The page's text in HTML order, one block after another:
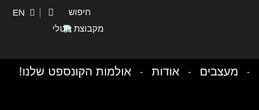
חיפוש EN
מקבוצת נוטלי
מעצבים אודות אולמות הקונספט שלנו!